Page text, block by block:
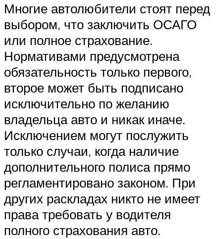
Многие автолюбители стоят перед
выбором, что заключить ОСАГО
или полное страхование.
Нормативами предусмотрена
обязательность только первого,
второе может быть подписано
исключительно по желанию
владельца авто и никак иначе.
Исключением могут послужить
только случаи, когда наличие
дополнительного полиса прямо
регламентировано законом. При
других раскладах никто не имеет
права требовать у водителя
полного страхования авто.